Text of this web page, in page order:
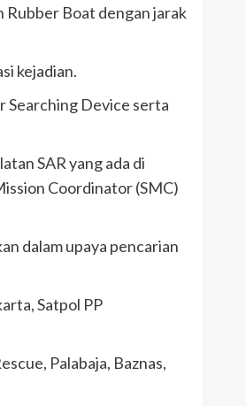
Rubber Boat dengan jarak
kejadian.
Searching Device serta
SAR yang ada di
Coordinator (SMC)
dalam upaya pencarian
Satpol PP
Palabaja, Baznas,